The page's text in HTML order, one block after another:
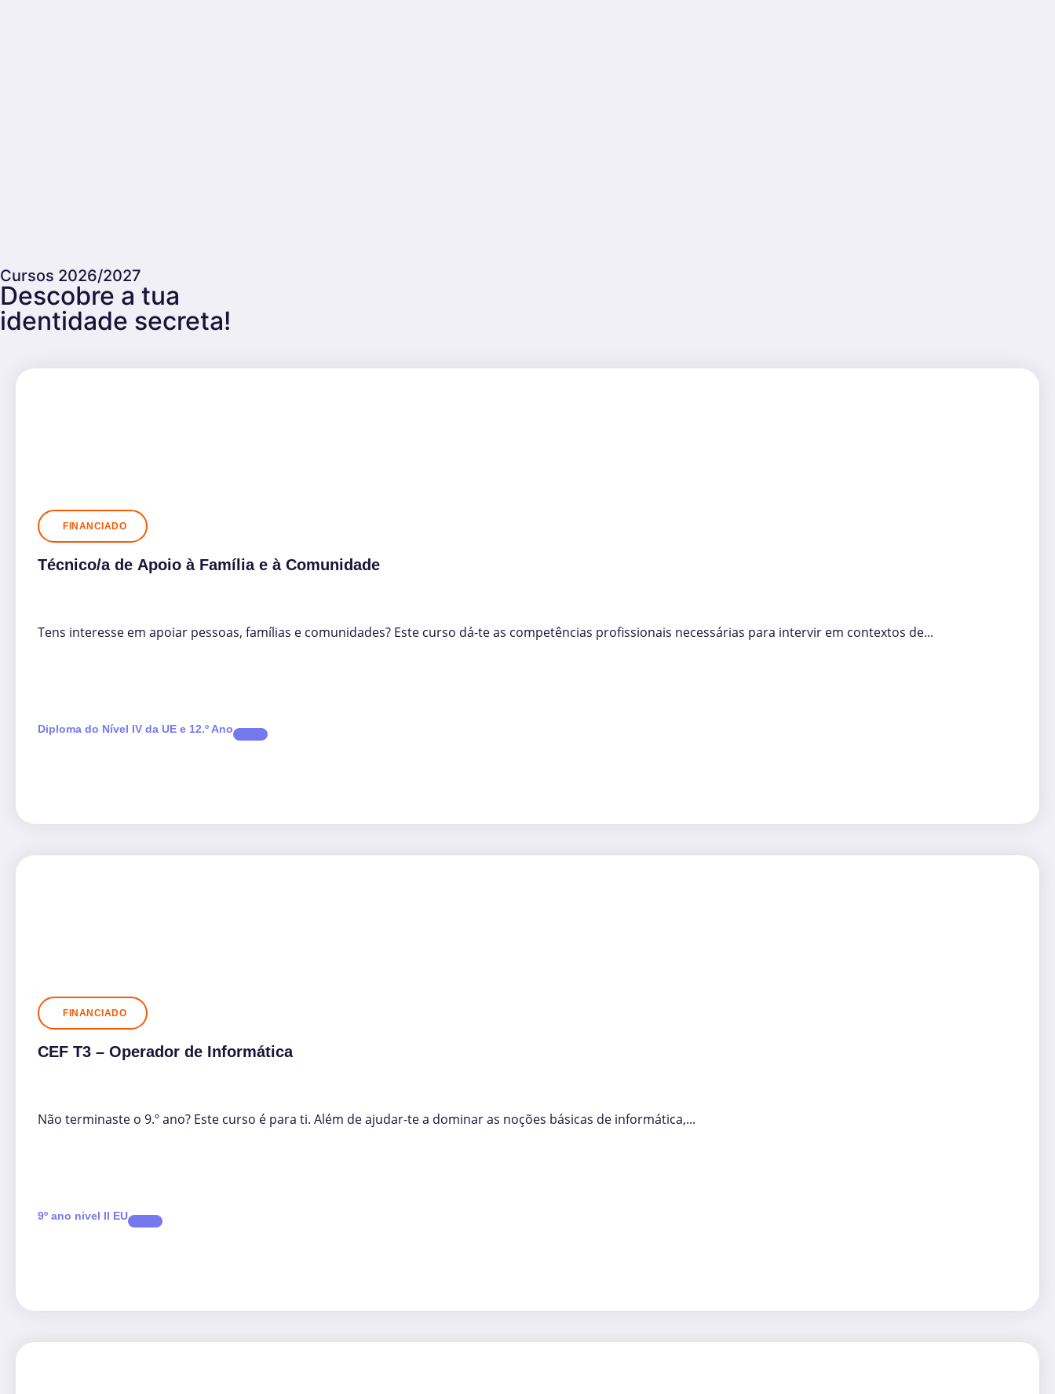
Cursos 2026/2027
Descobre a tua
identidade secreta!
FINANCIADO
Técnico/a de Apoio à Família e à Comunidade
Tens interesse em apoiar pessoas, famílias e comunidades? Este curso dá-te as competências profissionais necessárias para intervir em contextos de...
Diploma do Nível IV da UE e 12.º Ano
FINANCIADO
CEF T3 – Operador de Informática
Não terminaste o 9.º ano? Este curso é para ti. Além de ajudar-te a dominar as noções básicas de informática,...
9º ano nivel II EU